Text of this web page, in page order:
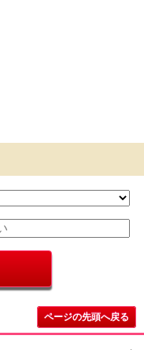
ページの先頭へ戻る